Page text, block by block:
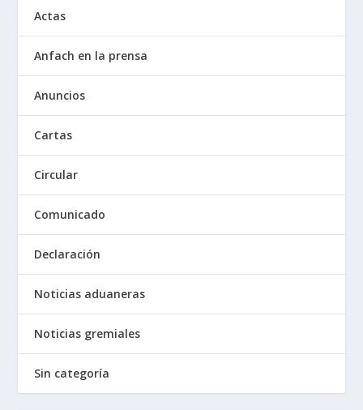
Actas
Anfach en la prensa
Anuncios
Cartas
Circular
Comunicado
Declaración
Noticias aduaneras
Noticias gremiales
Sin categoría